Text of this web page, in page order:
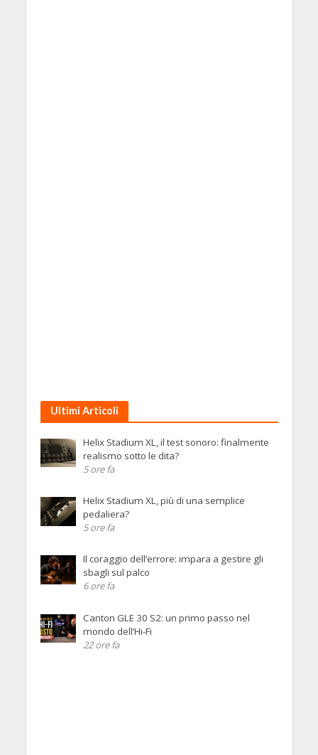
Ultimi Articoli
Helix Stadium XL, il test sonoro: finalmente
realismo sotto le dita?
5 ore fa
Helix Stadium XL, più di una semplice
pedaliera?
5 ore fa
Il coraggio dell’errore: impara a gestire gli
sbagli sul palco
6 ore fa
Canton GLE 30 S2: un primo passo nel
mondo dell’Hi-Fi
22 ore fa